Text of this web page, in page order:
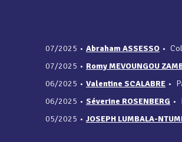
07/2025 • Abraham ASSESSO •
07/2025 • Romy MEVOUNGOU
06/2025 • Valentine SCALABRE •
06/2025 • Séverine ROSENBERG •
05/2025 • JOSEPH LUMBALA-